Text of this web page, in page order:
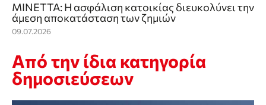
ΜΙΝΕΤΤΑ: Η ασφάλιση κατοικίας διευκολύνει την
άμεση αποκατάσταση των ζημιών
09.07.2026
Από την ίδια κατηγορία
δημοσιεύσεων